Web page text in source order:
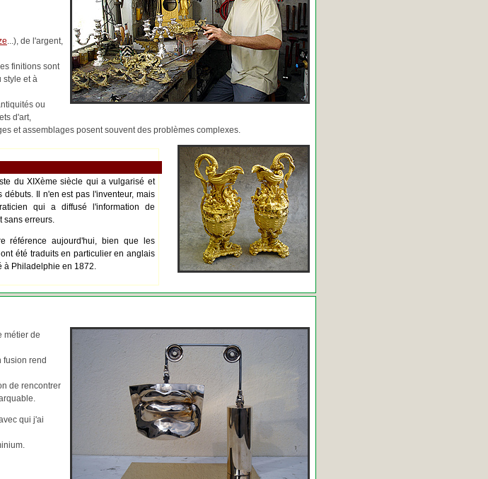
...), de l'argent,
finitions sont
style et à
ou
d'art,
et assemblages posent souvent des problèmes complexes.
du XIXème siècle qui a vulgarisé et
débuts. Il n'en est pas l'inventeur, mais
qui a diffusé l'information de
sans erreurs.
référence aujourd'hui, bien que les
été traduits en particulier en anglais
à Philadelphie en 1872.
métier de
fusion rend
de rencontrer
qui j'ai